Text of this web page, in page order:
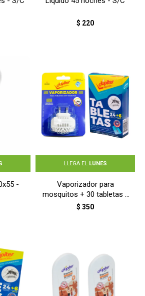
$ 220
-
LLEGA EL LUNES
Vaporizador para
mosquitos + 30 tabletas -
S/C
$ 350